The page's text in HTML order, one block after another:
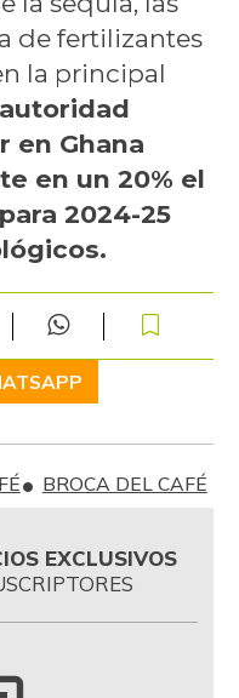
de fertilizantes
la principal
en Ghana
en un 20% el
2024-25
BROCA DEL CAFÉ
EXCLUSIVOS